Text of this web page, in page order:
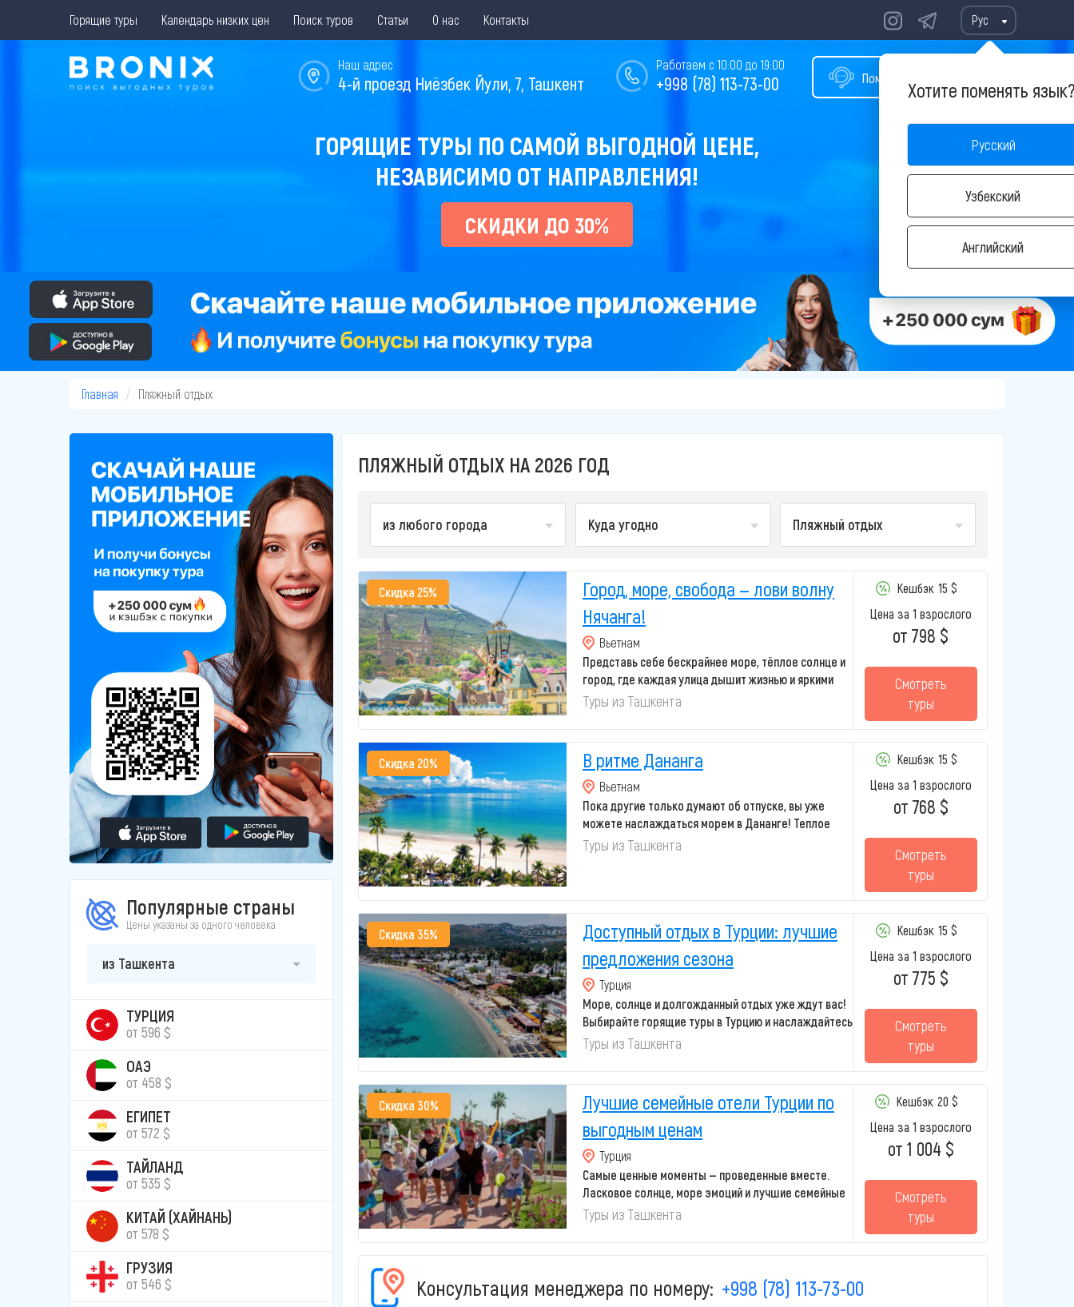
Горящие туры Календарь низких цен Поиск туров Статьи О нас Контакты Рус
Хотите поменять
Русский
Узбекский
Английский
Помощь в подборе тура
Работаем с 10:00 до 19:00
+998 (78) 113-73-00
Наш адрес
4-й проезд Ниёзбек Йули, 7, Ташкент
ГОРЯЩИЕ ТУРЫ ПО САМОЙ ВЫГОДНОЙ ЦЕНЕ,
НЕЗАВИСИМО ОТ НАПРАВЛЕНИЯ!
СКИДКИ ДО 30%
Главная Пляжный отдых
Популярные страны
Цены указаны за одного человека
из Ташкента
ТУРЦИЯ
от 596 $
ОАЭ
от 458 $
ЕГИПЕТ
от 572 $
ТАЙЛАНД
от 535 $
КИТАЙ (ХАЙНАНЬ)
от 578 $
ГРУЗИЯ
от 546 $
ПЛЯЖНЫЙ ОТДЫХ НА 2026 ГОД
из любого города Куда угодно Пляжный отдых
Скидка 25%
Город, море, свобода — лови волну
Нячанга!
Вьетнам
Представь себе бескрайнее море, тёплое солнце и
город, где каждая улица дышит жизнью и яркими
эмоция...
Туры из Ташкента
Кешбэк 15 $
Цена за 1 взрослого
от 798 $
Смотреть
туры
Скидка 20% В ритме Дананга
Вьетнам
Пока другие только думают об отпуске, вы уже
можете наслаждаться морем в Дананге! Теплое
море, яркие...
Туры из Ташкента
Кешбэк 15 $
Цена за 1 взрослого
от 768 $
Смотреть
туры
Скидка 35%
Доступный отдых в Турции: лучшие
предложения сезона
Турция
Море, солнце и долгожданный отдых уже ждут вас!
Выбирайте горящие туры в Турцию и наслаждайтесь
отпу...
Туры из Ташкента
Кешбэк 15 $
Цена за 1 взрослого
от 775 $
Смотреть
туры
Скидка 30%
Лучшие семейные отели Турции по
выгодным ценам
Турция
Самые ценные моменты — проведенные вместе.
Ласковое солнце, море эмоций и лучшие семейные
отели Турц...
Туры из Ташкента
Кешбэк 20 $
Цена за 1 взрослого
от 1 004 $
Смотреть
туры
Консультация менеджера по номеру: +998 (78) 113-73-00